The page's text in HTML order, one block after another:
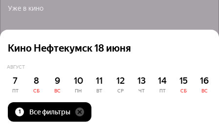
Уже в кино
Кино Нефтекумск 18 июня
АВГУСТ
7
ПТ
8
СБ
9
ВС
10
ПН
11
ВТ
12
СР
13
ЧТ
14
ПТ
15
СБ
16
ВС
1 Все фильтры